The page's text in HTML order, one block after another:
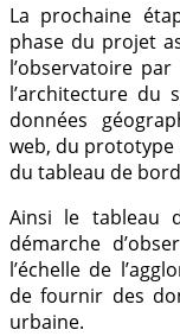
La prochaine
phase du projet
l’observatoire
l’architecture du
données
web, du prototype
du tableau de
Ainsi le tableau
démarche
l’échelle de
de fournir des
urbaine.